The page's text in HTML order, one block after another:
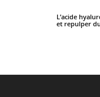
L’acide
et repulper